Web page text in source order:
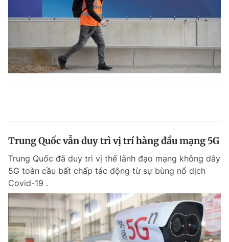
Trung Quốc vẫn duy trì vị trí hàng đầu mạng 5G
Trung Quốc đã duy trì vị thế lãnh đạo mạng không dây
5G toàn cầu bất chấp tác động từ sự bùng nổ dịch
Covid-19 .